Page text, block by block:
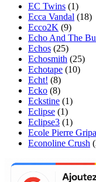
EC Twins (1)
Ecca Vandal (18)
Ecco2K (9)
Echo And The
Echos (25)
Echosmith (25)
Echotape (10)
Echt! (8)
Ecko (8)
Eckstine (1)
Eclipse (1)
Eclipse3 (1)
Ecole Pierre
Econoline Crush